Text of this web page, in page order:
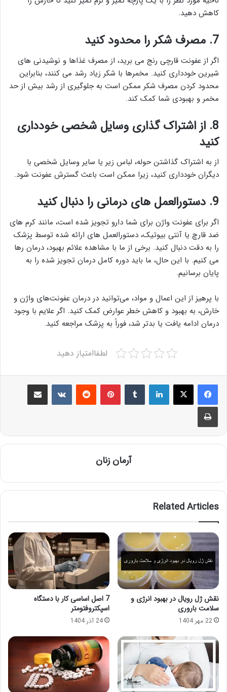
کاهش دهید.
7. مصرف شکر را محدود کنید
اگر از عفونت قارچی رنج می برید، از مصرف غذاها و نوشیدنی های
شیرین خودداری کنید. مخمرها با شکر زیاد رشد می کنند، بنابراین
محدود کردن مصرف شکر ممکن است به جلوگیری از رشد بیش از حد
مخمر و بهبودی شما کمک کند.
8. از اشتراک گذاری وسایل شخصی خودداری
کنید
از به اشتراک گذاشتن حوله، لباس زیر یا سایر وسایل شخصی با
دیگران خودداری کنید، زیرا ممکن است باعث گسترش عفونت شود.
9. دستورالعمل های درمانی را دنبال کنید
اگر برای عفونت واژن برای شما دارو تجویز شده است، مانند کرم های
ضد قارچ یا آنتی بیوتیک، دستورالعمل های ارائه شده توسط پزشک
را به دقت دنبال کنید. برخی از ما با مشاهده علائم بهبود، درمان رها
می کنیم. با این حال، ما باید دوره کامل درمان تجویز شده را به
پایان برسانیم.
با پرهیز از این اعمال و مواد، می‌توانید در درمان عفونت‌های واژن و
خارش، به بهبود و کاهش خطر عوارض کمک کنید. اگر علایم با وجود
درمان ادامه یافت یا بدتر شد، فوراً به پزشک مراجعه کنید.
لطفاامتیاز دهید
LinkedIn
Tumblr
Pinterest
Reddit
VKontakte
Share via Email
Print
آرمان زنان
Related Articles
نقش ژل رویال در بهبود انرژی و
سلامت باروری
22 مهر 1404
7 اصل اساسی کار با دستگاه
اسپکتروفتومتر
24 آذر 1404